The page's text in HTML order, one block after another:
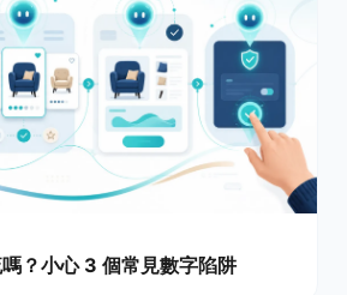
？小心 3 個常見數字陷阱